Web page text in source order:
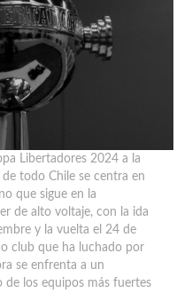
Libertadores 2024 a la
todo Chile se centra en
que sigue en la
de alto voltaje, con la ida
y la vuelta el 24 de
club que ha luchado por
se enfrenta a un
de los equipos más fuertes